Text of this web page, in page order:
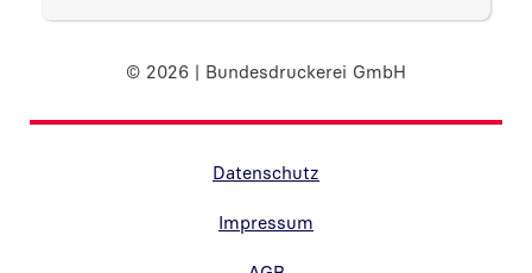
© 2026 | Bundesdruckerei GmbH
Datenschutz
Impressum